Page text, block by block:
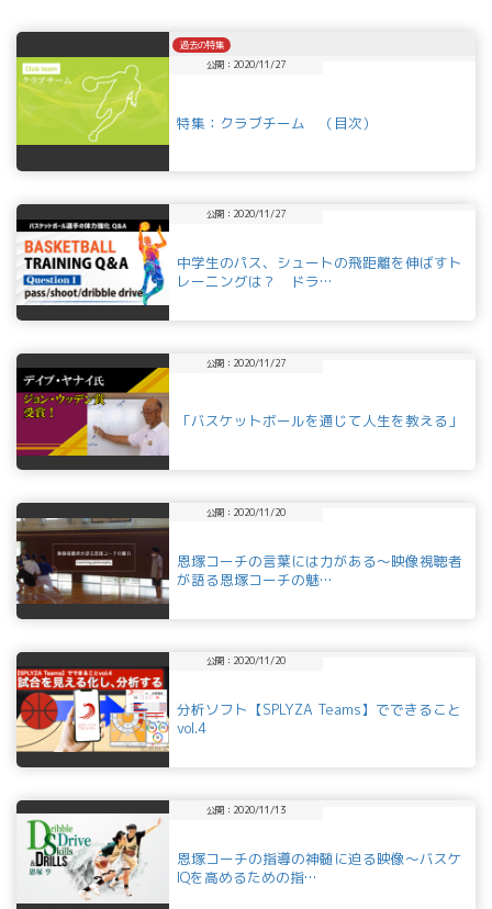
過去の特集
公開：2020/11/27
特集：クラブチーム （目次）
公開：2020/11/27
中学生のパス、シュートの飛距離を伸ばすト
レーニングは？ ドラ…
公開：2020/11/27
「バスケットボールを通じて人生を教える」
公開：2020/11/20
恩塚コーチの言葉には力がある～映像視聴者
が語る恩塚コーチの魅…
公開：2020/11/20
分析ソフト【SPLYZA Teams】でできること
vol.4
公開：2020/11/13
恩塚コーチの指導の神髄に迫る映像～バスケ
IQを高めるための指…